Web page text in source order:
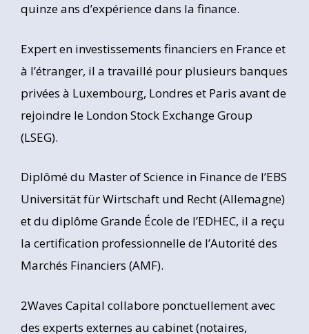
quinze ans d’expérience dans la finance.
Expert en investissements financiers en France et
à l’étranger, il a travaillé pour plusieurs banques
privées à Luxembourg, Londres et Paris avant de
rejoindre le London Stock Exchange Group
(LSEG).
Diplômé du Master of Science in Finance de l’EBS
Universität für Wirtschaft und Recht (Allemagne)
et du diplôme Grande École de l’EDHEC, il a reçu
la certification professionnelle de l’Autorité des
Marchés Financiers (AMF).
2Waves Capital collabore ponctuellement avec
des experts externes au cabinet (notaires,